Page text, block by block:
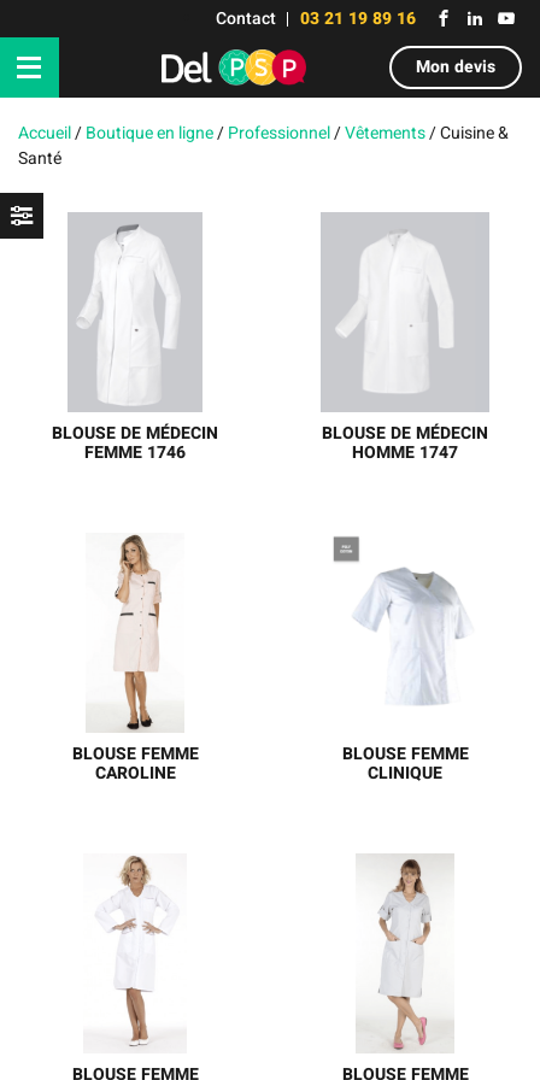
Contact
03 21 19 89 16
Mon devis
Accueil/Boutique en ligne/Professionnel/Vêtements/Cuisine &
Santé
BLOUSE DE MÉDECIN
FEMME 1746
1 48% Coton, 48%
Polyester, 4% Élastoléfine
POIDS DU TISSU 200 g/m²
BLOUSE DE MÉDECIN
HOMME 1747
1 48% Coton, 48%
Polyester, 4% Élastoléfine
POIDS DU TISSU 200 g/m²
BLOUSE FEMME
CAROLINE
aux parements contrastés
au niveau des poches pour
une touche esthétique et
colorée. Facile à porter,
impeccable au fil des
lavages.
BLOUSE FEMME
CLINIQUE
polyester 35% coton - 200
g/m2
BLOUSE FEMME BLOUSE FEMME